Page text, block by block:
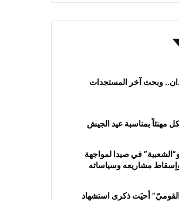
وبحث آخر المستجدات
مهنئاً بمناسبة عيد الجيش
في صيدا لمواجهة
مشاريعه وسياساته
أحيَت ذكرى استشهاد